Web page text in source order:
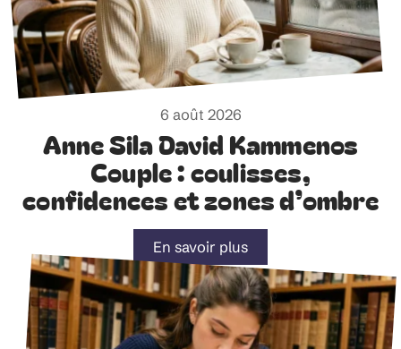
6 août 2026
Anne Sila David Kammenos
Couple : coulisses,
confidences et zones d’ombre
En savoir plus